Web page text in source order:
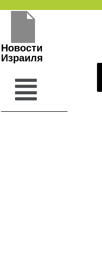
Перейти
содержимому
Новости
Израиля